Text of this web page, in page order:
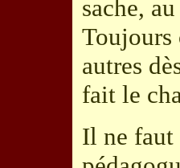
sache,
Toujours
autres
fait le
Il ne faut